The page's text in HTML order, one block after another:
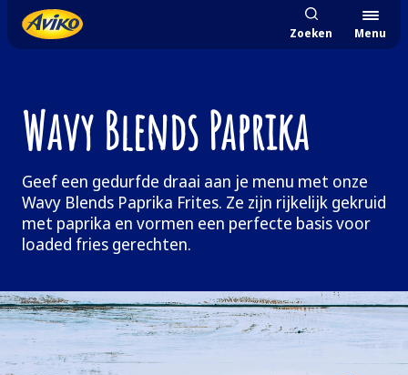
Zoeken Menu
Wavy Blends Paprika
Geef een gedurfde draai aan je menu met onze
Wavy Blends Paprika Frites. Ze zijn rijkelijk gekruid
met paprika en vormen een perfecte basis voor
loaded fries gerechten.